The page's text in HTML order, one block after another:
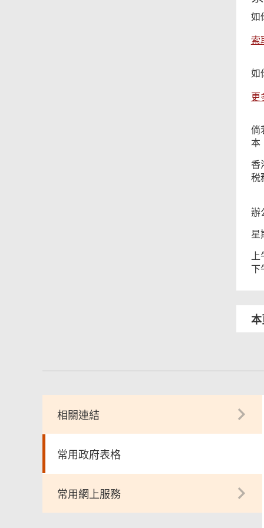
如
索
如
更
倘
本
香
税
辦
星
下
本
相關連結
常用政府表格
常用網上服務